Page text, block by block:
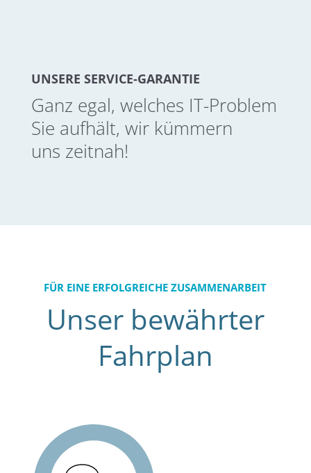
UNSERE SERVICE-GARANTIE
Ganz egal, welches IT-Problem
Sie aufhält, wir kümmern
uns zeitnah!
FÜR EINE ERFOLGREICHE ZUSAMMENARBEIT
Unser bewährter
Fahrplan